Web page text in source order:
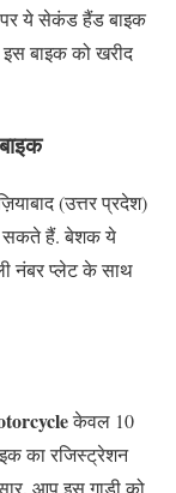
पर ये सेकंड हैंड बाइक
बाइक को खरीद
(उत्तर प्रदेश)
सकते हैं. बेशक ये
नंबर प्लेट के साथ
केवल 10
का रजिस्ट्रेशन
आप इस गाड़ी को